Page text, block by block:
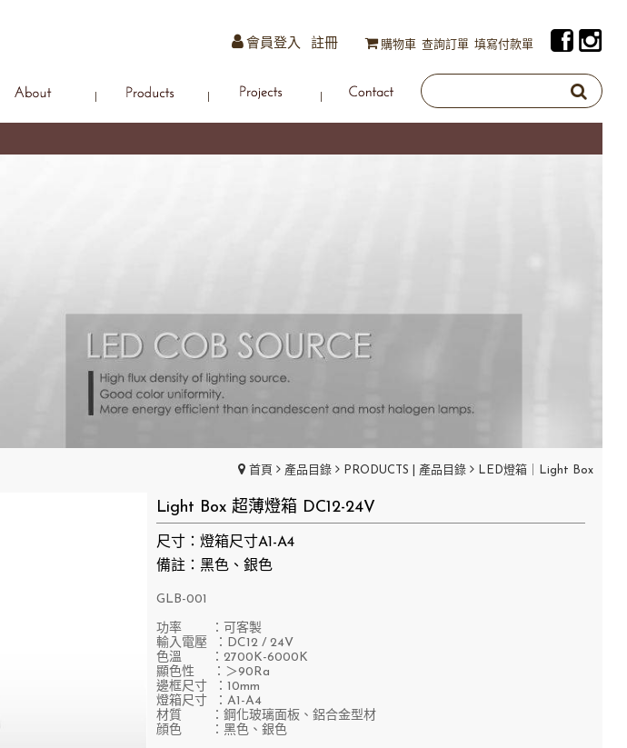
會員登入 註冊 購物車 查詢訂單 填寫付款單
首頁 產品目錄 PRODUCTS | 產品目錄 LED燈箱｜Light Box
Light Box 超薄燈箱 DC12-24V
尺寸：燈箱尺寸A1-A4
備註：黑色、銀色
GLB-001
功率 ：可客製
輸入電壓 ：DC12 / 24V
色溫 ：2700K-6000K
顯色性 ：＞90Ra
邊框尺寸 ：10mm
燈箱尺寸 ：A1-A4
材質 ：鋼化玻璃面板、鋁合金型材
顔色 ：黑色、銀色